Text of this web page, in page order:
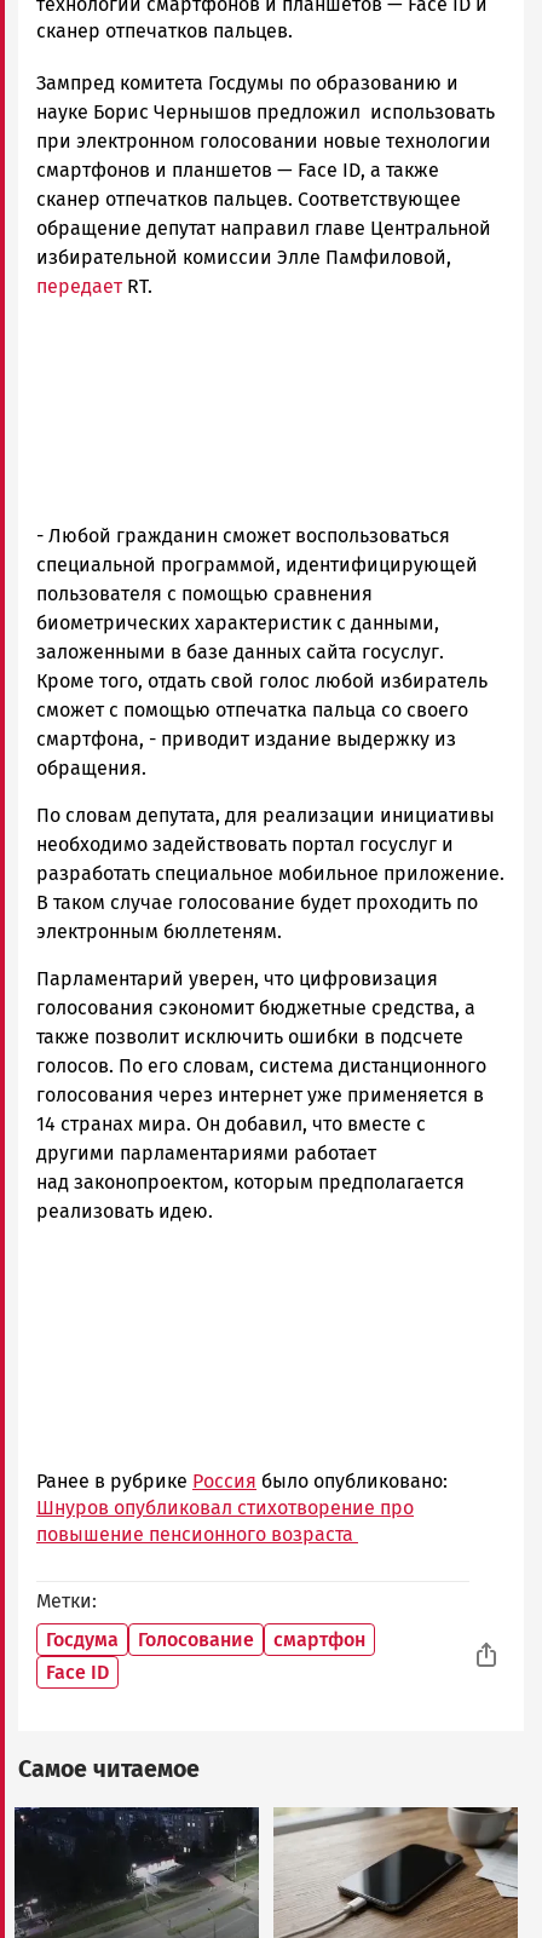
Новости
и
Карелии
|
Петрозаводск
ГОВОРИТ
сканер отпечатков пальцев.
Зампред комитета Госдумы по образованию и
науке Борис Чернышов предложил использовать
при электронном голосовании новые технологии
смартфонов и планшетов — Face ID, а также
сканер отпечатков пальцев. Соответствующее
обращение депутат направил главе Центральной
избирательной комиссии Элле Памфиловой,
передаетRT.
- Любой гражданин сможет воспользоваться
специальной программой, идентифицирующей
пользователя с помощью сравнения
биометрических характеристик с данными,
заложенными в базе данных сайта госуслуг.
Кроме того, отдать свой голос любой избиратель
сможет с помощью отпечатка пальца со своего
смартфона, - приводит издание выдержку из
обращения.
По словам депутата, для реализации инициативы
необходимо задействовать портал госуслуг и
разработать специальное мобильное приложение.
В таком случае голосование будет проходить по
электронным бюллетеням.
Парламентарий уверен, что цифровизация
голосования сэкономит бюджетные средства, а
также позволит исключить ошибки в подсчете
голосов. По его словам, система дистанционного
голосования через интернет уже применяется в
14 странах мира. Он добавил, что вместе с
другими парламентариями работает
над законопроектом, которым предполагается
реализовать идею.
Ранее в рубрике Россия было опубликовано:
Шнуров опубликовал стихотворение про
повышение пенсионного возраста
Метки
Госдума
Голосование
смартфон
Face ID
Самое читаемое
Image Image